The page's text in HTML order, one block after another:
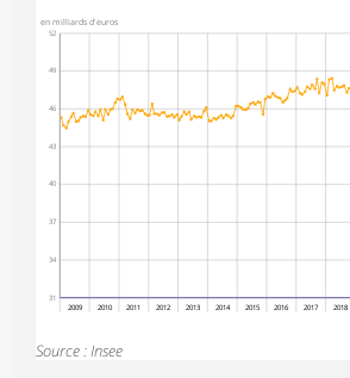
31
34
37
40
43
46
49
52
en milliards d'euros
2009 2010 2011 2012 2013 2014 2015 2016 2017 2018
Source : Insee